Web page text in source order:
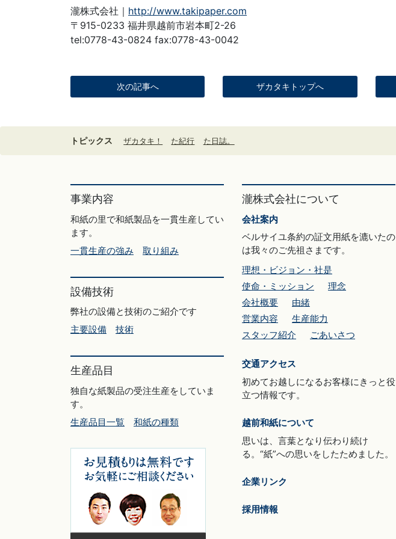
瀧株式会社｜ http://www.takipaper.com
〒915-0233 福井県越前市岩本町2-26
tel:0778-43-0824 fax:0778-43-0042
次の記事へ ザカタキトップへ
トピックス ザカタキ！ た紀行 た日誌。
事業内容
和紙の里で和紙製品を一貫生産してい
ます。
一貫生産の強み
取り組み
設備技術
弊社の設備と技術のご紹介です
主要設備
技術
生産品目
独自な紙製品の受注生産をしていま
す。
生産品目一覧
和紙の種類
瀧株式会社について
会社案内
ベルサイユ条約の証文用紙を漉いたの
は我々のご先祖さまです。
理想・ビジョン・社是
使命・ミッション
理念
会社概要
由緒
営業内容
生産能力
スタッフ紹介
ごあいさつ
交通アクセス
初めてお越しになるお客様にきっと役
立つ情報です。
越前和紙について
思いは、言葉となり伝わり続け
る。“紙”への思いをしたためました。
企業リンク
採用情報